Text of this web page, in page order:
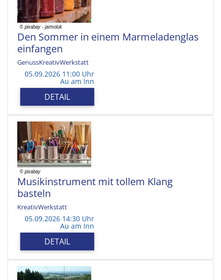
Den Sommer in einem Marmeladenglas
einfangen
GenussKreativWerkstatt
05.09.2026 11:00 Uhr
Au am Inn
DETAIL
Musikinstrument mit tollem Klang
basteln
KreativWerkstatt
05.09.2026 14:30 Uhr
Au am Inn
DETAIL